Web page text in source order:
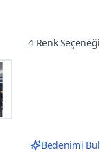
4 Renk Seçeneği
Bedenimi Bul